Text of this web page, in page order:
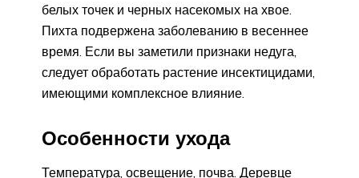
белых точек и черных насекомых на хвое.
Пихта подвержена заболеванию в весеннее
время. Если вы заметили признаки недуга,
следует обработать растение инсектицидами,
имеющими комплексное влияние.
Особенности ухода
Температура, освещение, почва. Деревце